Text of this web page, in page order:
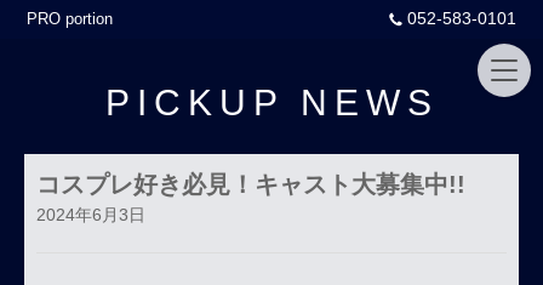
PRO portion 052-583-0101
PICKUP NEWS
コスプレ好き必見！キャスト大募集中!!
2024年6月3日